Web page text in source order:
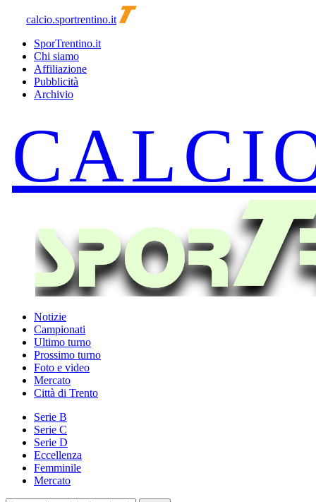
calcio.sportrentino.it
SporTrentino.it
Chi siamo
Affiliazione
Pubblicità
Archivio
Notizie
Campionati
Ultimo turno
Prossimo turno
Foto e video
Mercato
Città di Trento
Serie B
Serie C
Serie D
Eccellenza
Femminile
Mercato